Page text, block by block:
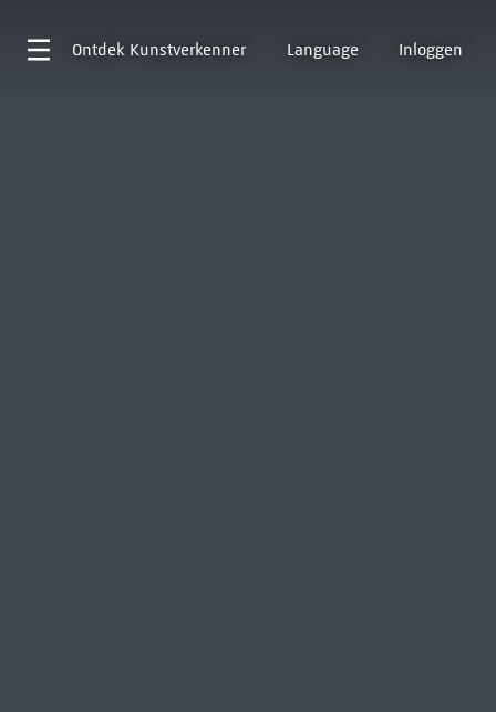
Ontdek Kunstverkenner Language Inloggen